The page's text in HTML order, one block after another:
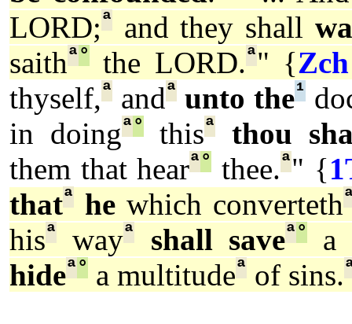
LORD;ª and they shall
saithª° the LORD.ª" {
thyself,ª andª unto the¹
in doingª°thisª
thou
them that hearª° thee.ª" {
thatª he which converteth
hisª wayª shall saveª°
a
hideª° a multitudeª of sins.